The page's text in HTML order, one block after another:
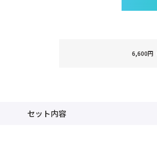
6,600円
セット内容